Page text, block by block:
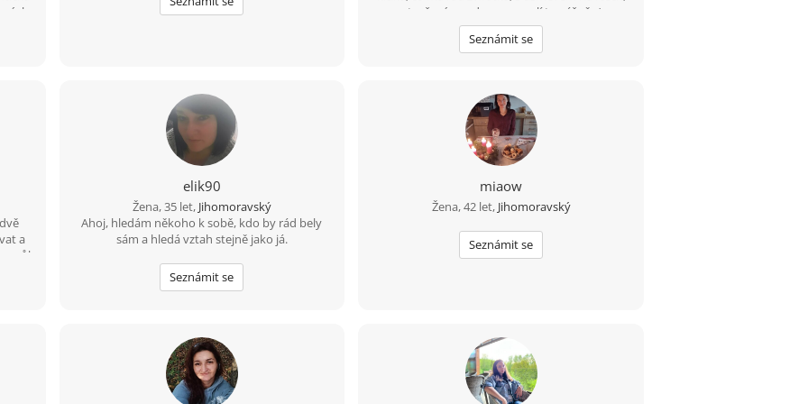
otevřeným srdcem a myslí to vážně..:)
Seznámit se
a
půl
i
elik90
Žena, 35 let, Jihomoravský
Ahoj, hledám někoho k sobě, kdo by rád bely
sám a hledá vztah stejně jako já.
Seznámit se
miaow
Žena, 42 let, Jihomoravský
Seznámit se